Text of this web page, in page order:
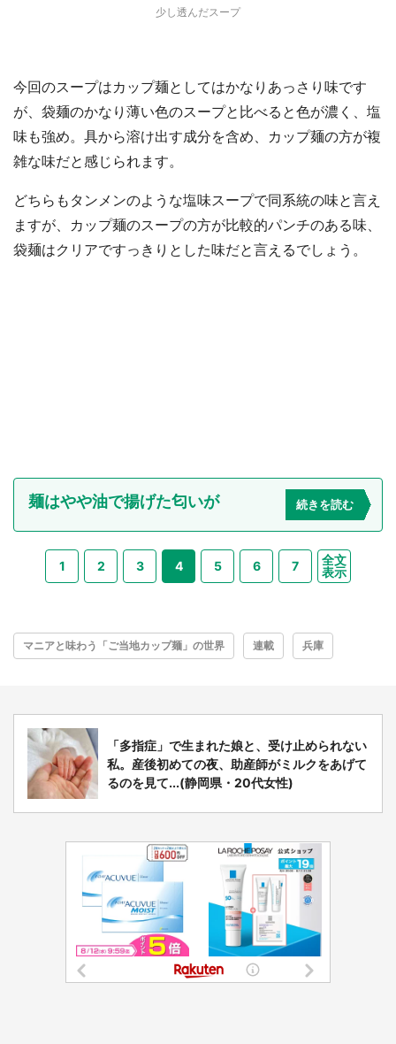
少し透んだスープ
今回のスープはカップ麺としてはかなりあっさり味です
が、袋麺のかなり薄い色のスープと比べると色が濃く、塩
味も強め。具から溶け出す成分を含め、カップ麺の方が複
雑な味だと感じられます。
どちらもタンメンのような塩味スープで同系統の味と言え
ますが、カップ麺のスープの方が比較的パンチのある味、
袋麺はクリアですっきりとした味だと言えるでしょう。
麺はやや油で揚げた匂いが 続きを読む
1 2 3 4 5 6 7
全文
表示
マニアと味わう「ご当地カップ麺」の世界 連載 兵庫
「多指症」で生まれた娘と、受け止められない
私。産後初めての夜、助産師がミルクをあげて
るのを見て...(静岡県・20代女性)